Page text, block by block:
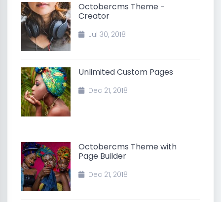
Octobercms Theme -
Creator
Jul 30, 2018
Unlimited Custom Pages
Dec 21, 2018
Octobercms Theme with
Page Builder
Dec 21, 2018